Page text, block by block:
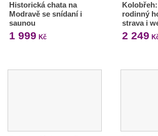
Historická chata na
Modravě se snídaní i
saunou
1 999 Kč
rodinný
strava i
2 249